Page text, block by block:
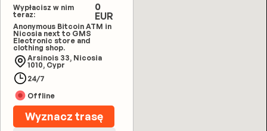
Wypłacisz w nim
teraz:
0
EUR
Anonymous Bitcoin ATM in
Nicosia next to GMS
Electronic store and
clothing shop.
Arsinois 33, Nicosia
1010, Cypr
24/7
Offline
Wyznacz trasę